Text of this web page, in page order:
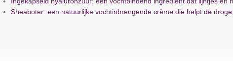
Sheaboter: een natuurlijke vochtinbrengende crème die helpt de